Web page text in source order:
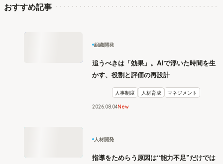
おすすめ記事
組織開発
追うべきは「効果」。AIで浮いた時間を生
かす、役割と評価の再設計
人事制度 人材育成 マネジメント
2026.08 04New
人材開発
指導をためらう原因は“能力不足”だけでは